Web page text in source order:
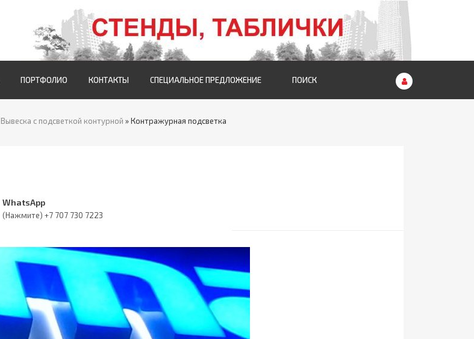
ПОРТФОЛИО КОНТАКТЫ СПЕЦИАЛЬНОЕ ПРЕДЛОЖЕНИЕ ПОИСК
Вывеска с подсветкой контурной » Контражурная подсветка
WhatsApp
(Нажмите) +7 707 730 7223